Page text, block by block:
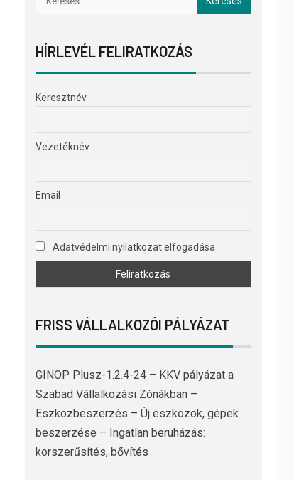
HÍRLEVÉL FELIRATKOZÁS
Keresztnév
Vezetéknév
Email
Adatvédelmi nyilatkozat elfogadása
FRISS VÁLLALKOZÓI PÁLYÁZAT
GINOP Plusz-1.2.4-24 – KKV pályázat a
Szabad Vállalkozási Zónákban –
Eszközbeszerzés – Új eszközök, gépek
beszerzése – Ingatlan beruházás:
korszerűsítés, bővítés